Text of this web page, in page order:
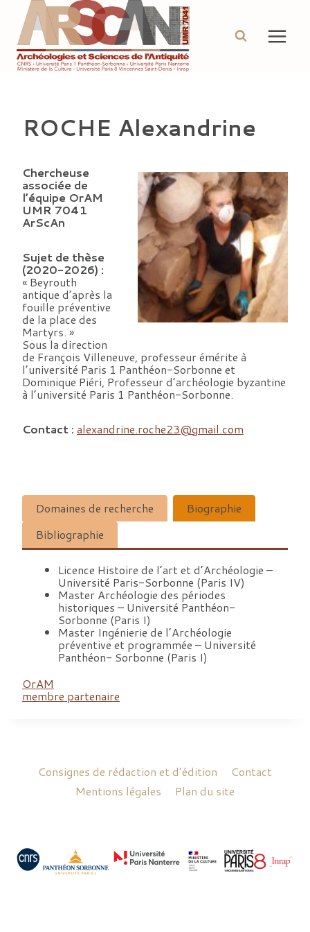
contenu
ROCHE Alexandrine
Chercheuse
associée de
l’équipe OrAM
UMR 7041
ArScAn
Sujet de thèse
(2020-2026) :
« Beyrouth
antique d’après la
fouille préventive
de la place des
Martyrs. »
Sous la direction
de François Villeneuve, professeur émérite à
l’université Paris 1 Panthéon-Sorbonne et
Dominique Piéri, Professeur d’archéologie byzantine
à l’université Paris 1 Panthéon-Sorbonne.
Contact : alexandrine.roche23@gmail.com
Domaines de recherche
Biographie
Bibliographie
Licence Histoire de l’art et d’Archéologie –
Université Paris-Sorbonne (Paris IV)
Master Archéologie des périodes
historiques – Université Panthéon-
Sorbonne (Paris I)
Master Ingénierie de l’Archéologie
préventive et programmée – Université
Panthéon- Sorbonne (Paris I)
OrAM
membre partenaire
Consignes de rédaction et d’édition
Contact
Mentions légales
Plan du site